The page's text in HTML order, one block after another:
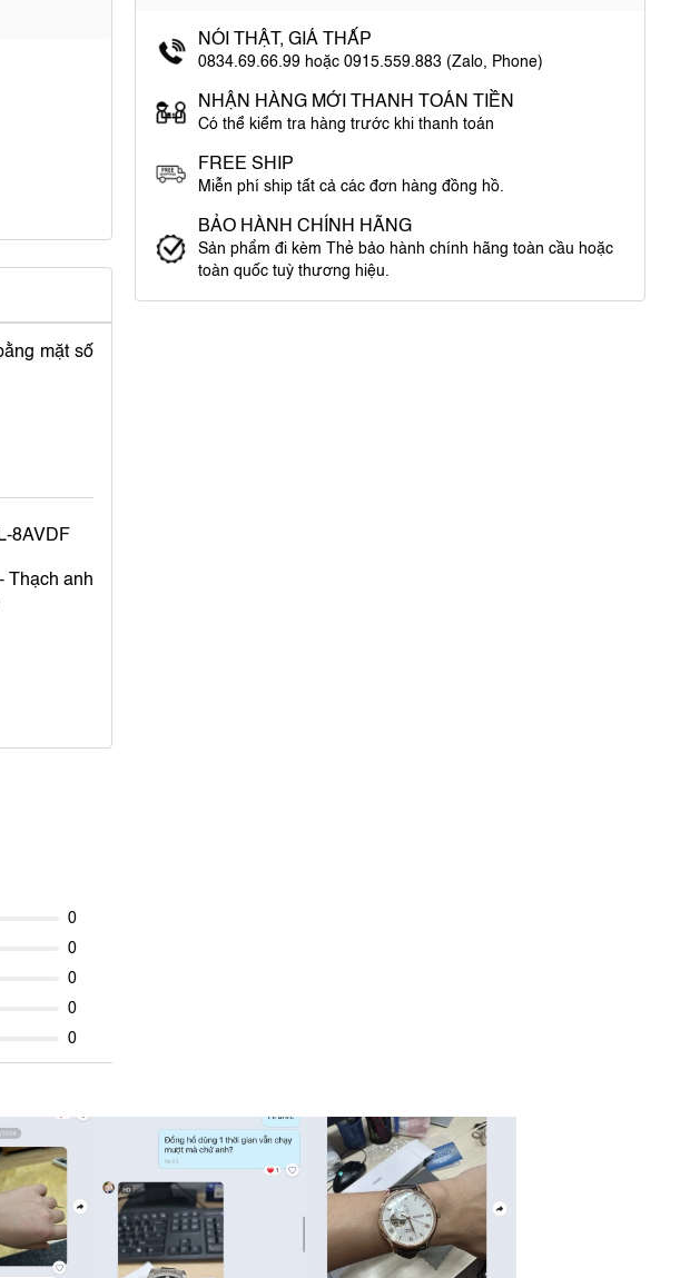
mặt số
8AVDF
Thạch anh
NÓI THẬT, GIÁ THẤP
0834.69.66.99 hoặc 0915.559.883 (Zalo, Phone)
NHẬN HÀNG MỚI THANH TOÁN TIỀN
Có thể kiểm tra hàng trước khi thanh toán
FREE SHIP
Miễn phí ship tất cả các đơn hàng đồng hồ.
BẢO HÀNH CHÍNH HÃNG
Sản phẩm đi kèm Thẻ bảo hành chính hãng toàn cầu hoặc
toàn quốc tuỳ thương hiệu.
0
0
0
0
0